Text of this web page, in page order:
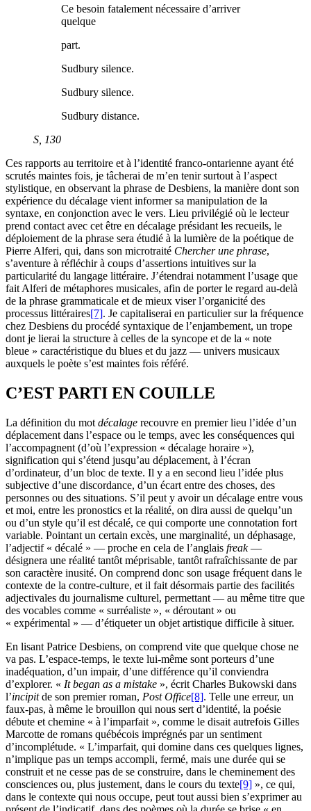
Ce besoin fatalement nécessaire d’arriver
quelque
part.
Sudbury silence.
Sudbury silence.
Sudbury distance.
S , 130
Ces rapports au territoire et à l’identité franco-ontarienne ayant été
scrutés maintes fois, je tâcherai de m’en tenir surtout à l’aspect
stylistique, en observant la phrase de Desbiens, la manière dont son
expérience du décalage vient informer sa manipulation de la
syntaxe, en conjonction avec le vers. Lieu privilégié où le lecteur
prend contact avec cet être en décalage présidant les recueils, le
déploiement de la phrase sera étudié à la lumière de la poétique de
Pierre Alferi, qui, dans son microtraité Chercher une phrase,
s’aventure à réfléchir à coups d’assertions intuitives sur la
particularité du langage littéraire. J’étendrai notamment l’usage que
fait Alferi de métaphores musicales, afin de porter le regard au-delà
de la phrase grammaticale et de mieux viser l’organicité des
processus littéraires[7]. Je capitaliserai en particulier sur la fréquence
chez Desbiens du procédé syntaxique de l’enjambement, un trope
dont je lierai la structure à celles de la syncope et de la « note
bleue » caractéristique du blues et du jazz — univers musicaux
auxquels le poète s’est maintes fois référé.
C’EST PARTI EN COUILLE
La définition du mot décalage recouvre en premier lieu l’idée d’un
déplacement dans l’espace ou le temps, avec les conséquences qui
l’accompagnent (d’où l’expression « décalage horaire »),
signification qui s’étend jusqu’au déplacement, à l’écran
d’ordinateur, d’un bloc de texte. Il y a en second lieu l’idée plus
subjective d’une discordance, d’un écart entre des choses, des
personnes ou des situations. S’il peut y avoir un décalage entre vous
et moi, entre les pronostics et la réalité, on dira aussi de quelqu’un
ou d’un style qu’il est décalé, ce qui comporte une connotation fort
variable. Pointant un certain excès, une marginalité, un déphasage,
l’adjectif « décalé » — proche en cela de l’anglais freak—
désignera une réalité tantôt méprisable, tantôt rafraîchissante de par
son caractère inusité. On comprend donc son usage fréquent dans le
contexte de la contre-culture, et il fait désormais partie des facilités
adjectivales du journalisme culturel, permettant — au même titre que
des vocables comme « surréaliste », « déroutant » ou
« expérimental » — d’étiqueter un objet artistique difficile à situer.
En lisant Patrice Desbiens, on comprend vite que quelque chose ne
va pas. L’espace-temps, le texte lui-même sont porteurs d’une
inadéquation, d’un impair, d’une différence qu’il conviendra
d’explorer. « It began as a mistake », écrit Charles Bukowski dans
l’incipitde son premier roman, Post Office[8]. Telle une erreur, un
faux-pas, à même le brouillon qui nous sert d’identité, la poésie
débute et chemine « à l’imparfait », comme le disait autrefois Gilles
Marcotte de romans québécois imprégnés par un sentiment
d’incomplétude. « L’imparfait, qui domine dans ces quelques lignes,
n’implique pas un temps accompli, fermé, mais une durée qui se
construit et ne cesse pas de se construire, dans le cheminement des
consciences ou, plus justement, dans le cours du texte[9] », ce qui,
dans le contexte qui nous occupe, peut tout aussi bien s’exprimer au